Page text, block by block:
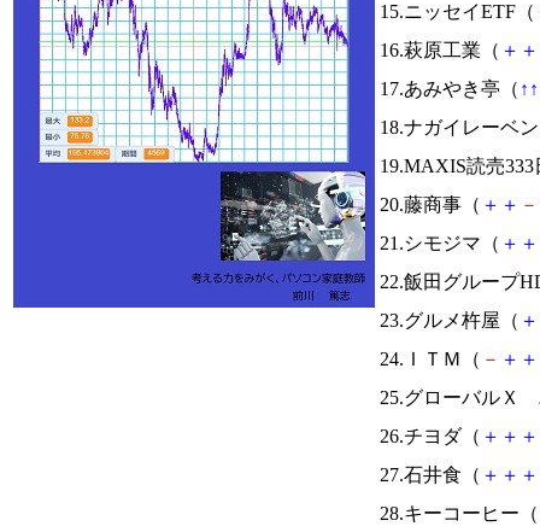
15.ニッセイETF（
16.萩原工業（ ＋ ＋
17.あみやき亭（ ↑ ↑
18.ナガイレーベ
19.MAXIS読売
20.藤商事（ ＋ ＋ －
21.シモジマ（ ＋ ＋
22.飯田グループ
23.グルメ杵屋（ ＋
24.ＩＴＭ（ － ＋ ＋
25.グローバルＸ
26.チヨダ（ ＋ ＋ ＋
27.石井食（ ＋ ＋ ＋
28.キーコーヒー（